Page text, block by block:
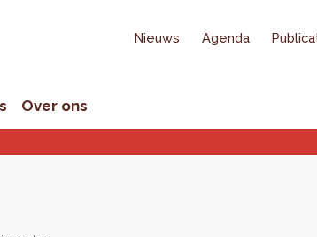
Nieuws Agenda
Over ons